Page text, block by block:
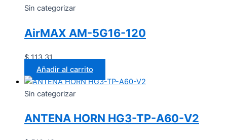
Sin categorizar
AirMAX AM-5G16-120
$113.31
Añadir al carrito
Sin categorizar
ANTENA HORN HG3-TP-A60-V2